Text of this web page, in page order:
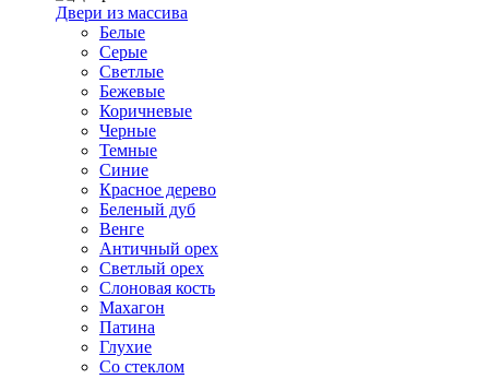
Двери из массива
Белые
Серые
Светлые
Бежевые
Коричневые
Черные
Темные
Синие
Красное дерево
Беленый дуб
Венге
Античный орех
Светлый орех
Слоновая кость
Махагон
Патина
Глухие
Со стеклом